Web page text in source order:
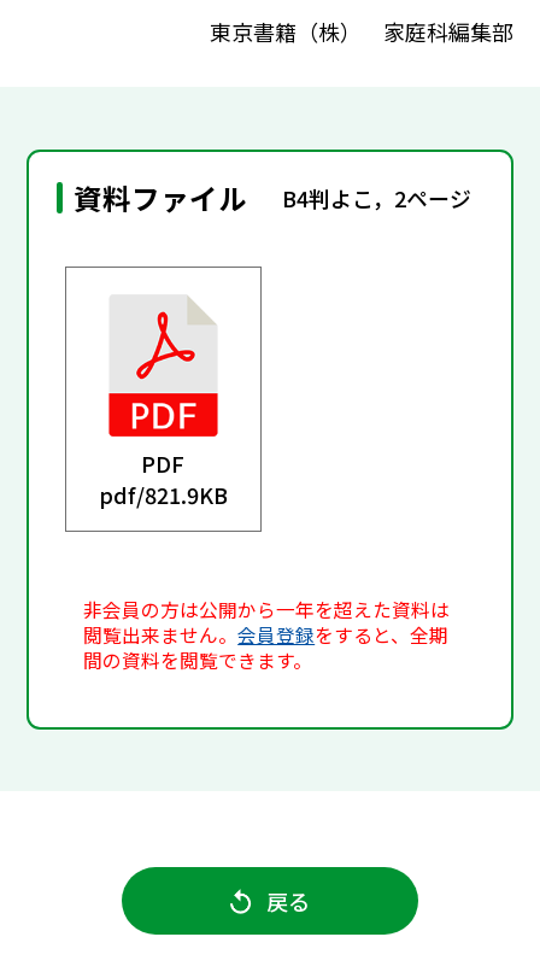
東京書籍（株） 家庭科編集部
資料ファイル B4判よこ，2ページ
PDF
pdf/821.9KB
非会員の方は公開から一年を超えた資料は
閲覧出来ません。会員登録をすると、全期
間の資料を閲覧できます。
戻る